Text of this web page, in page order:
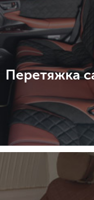
Перетяжка